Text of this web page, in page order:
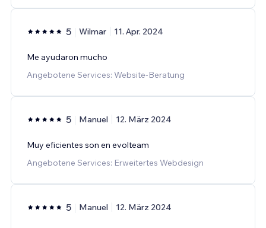
5 Wilmar 11. Apr. 2024
Me ayudaron mucho
Angebotene Services: Website-Beratung
5 Manuel 12. März 2024
Muy eficientes son en evolteam
Angebotene Services: Erweitertes Webdesign
5 Manuel 12. März 2024